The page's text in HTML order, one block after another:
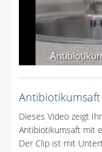
Dieses Video zeigt
Antibiotikumsaft mit
Der Clip ist mit